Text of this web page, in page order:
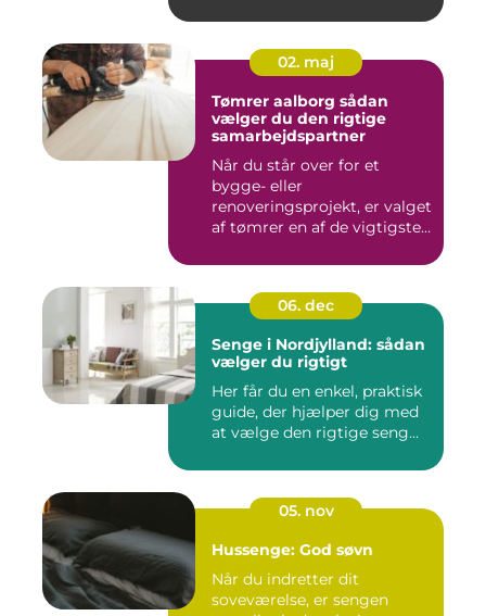
02. maj
Tømrer aalborg sådan
vælger du den rigtige
samarbejdspartner
Når du står over for et
bygge- eller
renoveringsprojekt, er valget
af tømrer en af de vigtigste
06. dec
Senge i Nordjylland: sådan
vælger du rigtigt
Her får du en enkel, praktisk
guide, der hjælper dig med
at vælge den rigtige seng...
05. nov
Hussenge: God søvn
Når du indretter dit
soveværelse, er sengen